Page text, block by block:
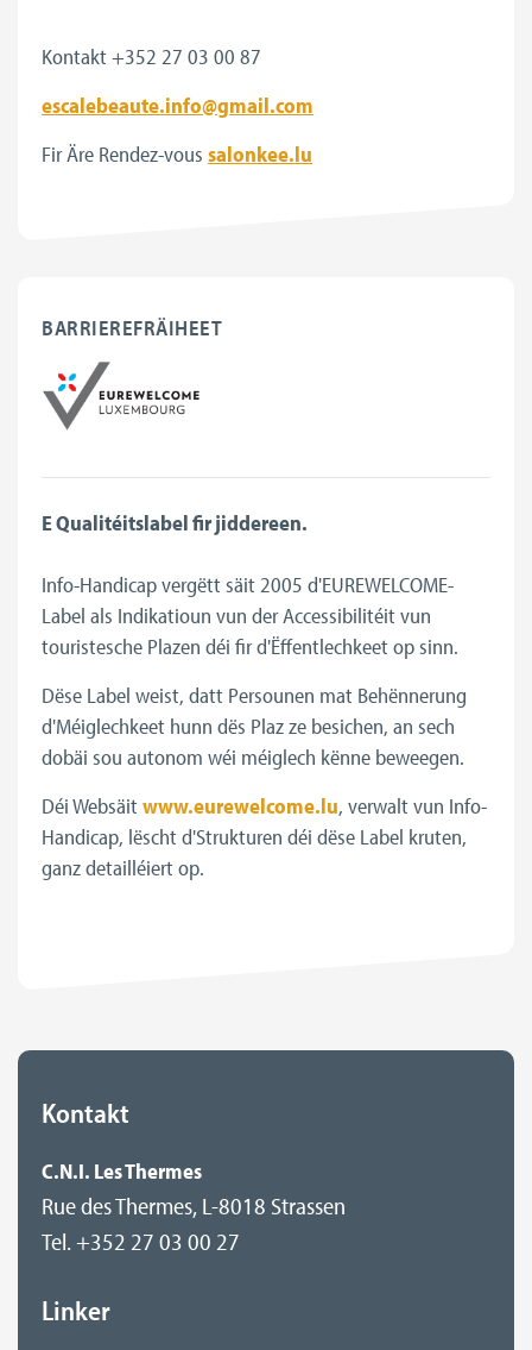
Kontakt +352 27 03 00 87
escalebeaute.info@gmail.com
Fir Äre Rendez-vous salonkee.lu
BARRIEREFRÄIHEET
E Qualitéitslabel fir jiddereen.
Info-Handicap vergëtt säit 2005 d'EUREWELCOME-
Label als Indikatioun vun der Accessibilitéit vun
touristesche Plazen déi fir d'Ëffentlechkeet op sinn.
Dëse Label weist, datt Persounen mat Behënnerung
d'Méiglechkeet hunn dës Plaz ze besichen, an sech
dobäi sou autonom wéi méiglech kënne beweegen.
Déi Websäitwww.eurewelcome.lu, verwalt vun Info-
Handicap, lëscht d'Strukturen déi dëse Label kruten,
ganz detailléiert op.
Kontakt
C.N.I. Les Thermes
Rue des Thermes, L-8018 Strassen
Tel. +352 27 03 00 27
Linker